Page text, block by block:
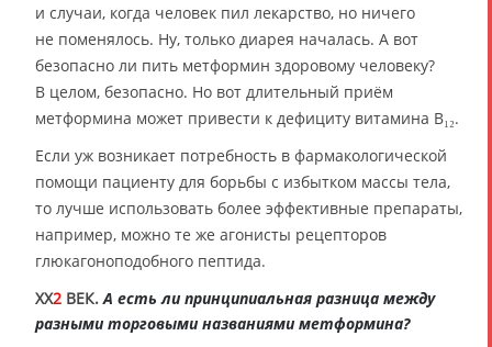
и случаи, когда человек пил лекарство, но ничего
не поменялось. Ну, только диарея началась. А вот
безопасно ли пить метформин здоровому человеку?
В целом, безопасно. Но вот длительный приём
метформина может привести к дефициту витамина В₁₂.
Если уж возникает потребность в фармакологической
помощи пациенту для борьбы с избытком массы тела,
то лучше использовать более эффективные препараты,
например, можно те же агонисты рецепторов
глюкагоноподобного пептида.
XX2 ВЕК. А есть ли принципиальная разница между
разными торговыми названиями метформина?